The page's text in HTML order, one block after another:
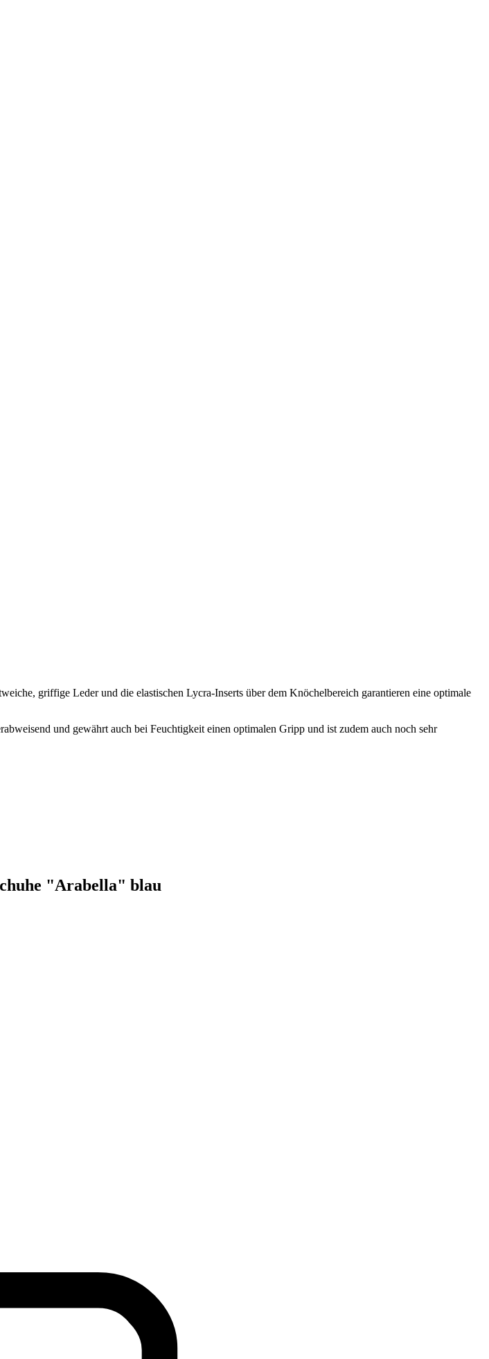
griffige Leder und die elastischen Lycra-Inserts über dem Knöchelbereich garantieren eine optimale
und gewährt auch bei Feuchtigkeit einen optimalen Gripp und ist zudem auch noch sehr
"Arabella" blau